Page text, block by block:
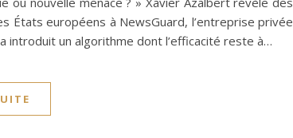
États européens à NewsGuard, l’entreprise privée
introduit un algorithme dont l’efficacité reste à…